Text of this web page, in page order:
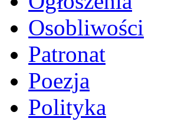
Osobliwości
Patronat
Poezja
Polityka